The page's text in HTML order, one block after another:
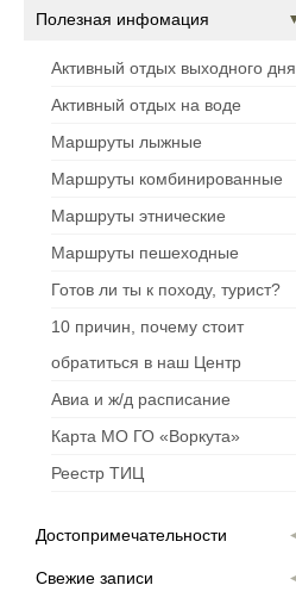
Полезная инфомация
Активный отдых выходного дня
Активный отдых на воде
Маршруты лыжные
Маршруты комбинированные
Маршруты этнические
Маршруты пешеходные
Готов ли ты к походу, турист?
10 причин, почему стоит
обратиться в наш Центр
Авиа и ж/д расписание
Карта МО ГО «Воркута»
Реестр ТИЦ
Достопримечательности
Свежие записи